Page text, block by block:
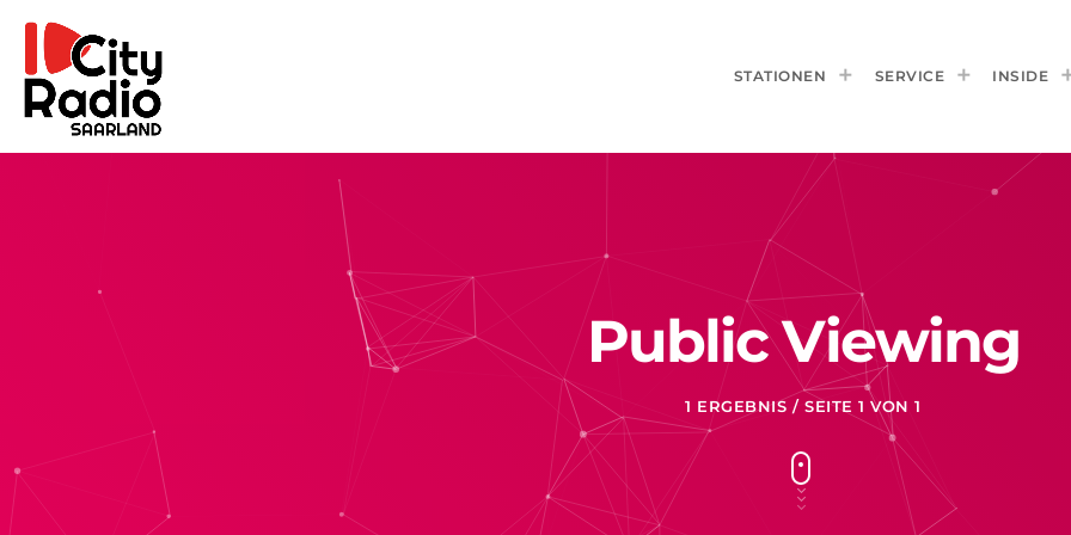
STATIONEN SERVICE INSIDE
Public Viewing
1 ERGEBNIS / SEITE 1 VON 1